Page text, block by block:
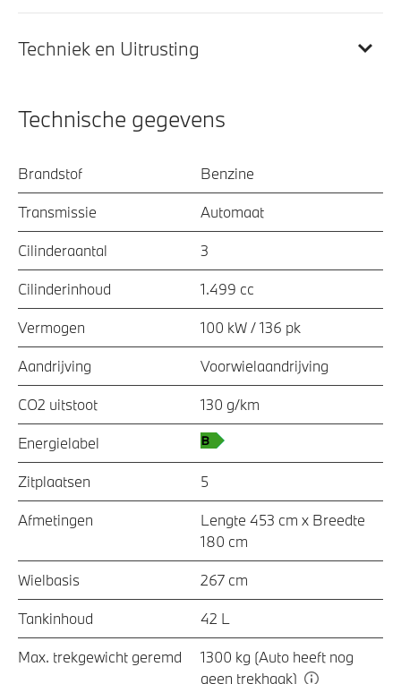
Techniek en Uitrusting
Technische gegevens
Brandstof Benzine
Transmissie Automaat
Cilinderaantal 3
Cilinderinhoud 1.499 cc
Vermogen 100 kW / 136 pk
Aandrijving Voorwielaandrijving
CO2 uitstoot 130 g/km
Energielabel
Zitplaatsen 5
Afmetingen
Lengte 453 cm x Breedte
180 cm
Wielbasis 267 cm
Tankinhoud 42 L
Max. trekgewicht geremd
1300 kg (Auto heeft nog
geen trekhaak)